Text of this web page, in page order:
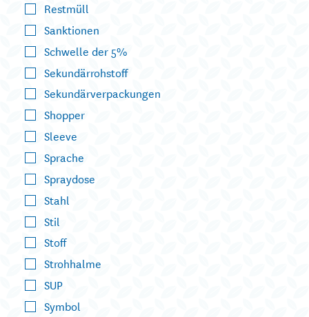
Restmüll
Sanktionen
Schwelle der 5%
Sekundärrohstoff
Sekundärverpackungen
Shopper
Sleeve
Sprache
Spraydose
Stahl
Stil
Stoff
Strohhalme
SUP
Symbol